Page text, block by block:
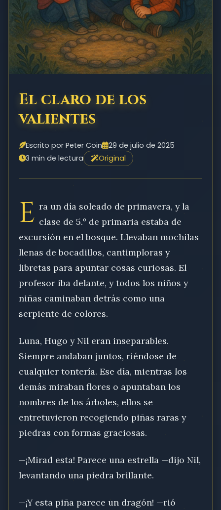
El claro de los
valientes
Escrito por Peter Coin
29 de julio de 2025
3 min de lectura
Original
E ra un día soleado de primavera, y la
clase de 5.º de primaria estaba de
excursión en el bosque. Llevaban mochilas
llenas de bocadillos, cantimploras y
libretas para apuntar cosas curiosas. El
profesor iba delante, y todos los niños y
niñas caminaban detrás como una
serpiente de colores.
Luna, Hugo y Nil eran inseparables.
Siempre andaban juntos, riéndose de
cualquier tontería. Ese día, mientras los
demás miraban flores o apuntaban los
nombres de los árboles, ellos se
entretuvieron recogiendo piñas raras y
piedras con formas graciosas.
—¡Mirad esta! Parece una estrella —dijo Nil,
levantando una piedra brillante.
—¡Y esta piña parece un dragón! —rió